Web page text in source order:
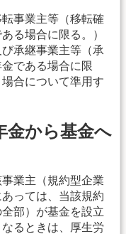
事業主等（移転確
る場合に限る。）
承継事業主等（承
である場合に限
合について準用す
金から基金へ
業主（規約型企業
っては、当該規約
部）が基金を設立
るときは、厚生労